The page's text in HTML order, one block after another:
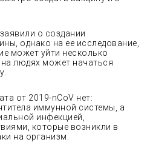
о создании
однако на ее исследование,
может уйти несколько
людях может начаться
от 2019-nCoV нет:
иммунной системы, а
инфекцией,
которые возникли в
на организм.